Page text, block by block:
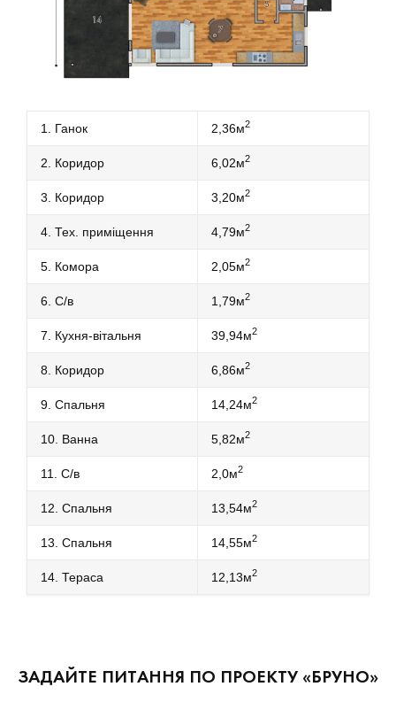
1. Ганок 2,36м2
2. Коридор 6,02м2
3. Коридор 3,20м2
4. Тех. приміщення 4,79м2
5. Комора 2,05м2
6. С/в 1,79м2
7. Кухня-вітальня 39,94м2
8. Коридор 6,86м2
9. Спальня 14,24м2
10. Ванна 5,82м2
11. С/в 2,0м2
12. Спальня 13,54м2
13. Спальня 14,55м2
14. Тераса 12,13м2
ЗАДАЙТЕ ПИТАННЯ ПО ПРОЕКТУ «БРУНО»